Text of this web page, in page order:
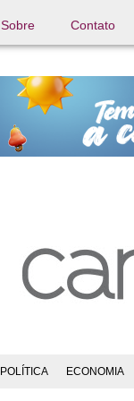
Sobre Contato
POLÍTICA ECONOMIA